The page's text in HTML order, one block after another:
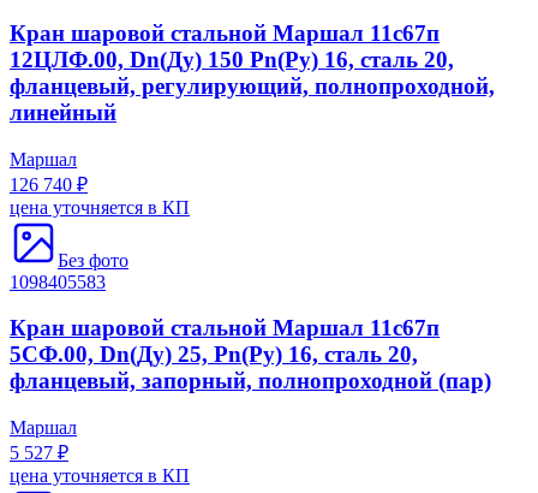
Кран шаровой стальной Маршал 11с67п
12ЦЛФ.00, Dn(Ду) 150 Рn(Ру) 16, сталь 20,
фланцевый, регулирующий, полнопроходной,
линейный
Маршал
126 740 ₽
цена уточняется в КП
Без фото
1098405583
Кран шаровой стальной Маршал 11с67п
5СФ.00, Dn(Ду) 25, Рn(Ру) 16, сталь 20,
фланцевый, запорный, полнопроходной (пар)
Маршал
5 527 ₽
цена уточняется в КП